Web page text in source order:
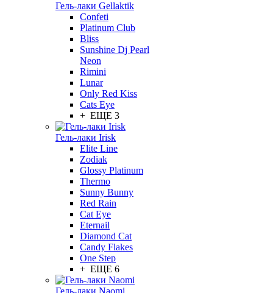
Гель-лаки Gellaktik
Confeti
Platinum Club
Bliss
Sunshine Dj Pearl
Neon
Rimini
Lunar
Only Red Kiss
Cats Eye
+ ЕЩЕ 3
Гель-лаки Irisk
Elite Line
Zodiak
Glossy Platinum
Thermo
Sunny Bunny
Red Rain
Cat Eye
Eternail
Diamond Cat
Candy Flakes
One Step
+ ЕЩЕ 6
Гель-лаки Naomi